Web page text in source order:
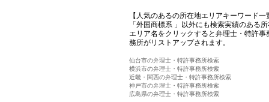
【人気のあるの所在地エリアキーワード一
「外国商標系 」以外にも検索実績のある
エリア名をクリックすると弁理士・特許
務所がリストアップされます。
仙台市の弁理士・特許事務所検索
横浜市の弁理士・特許事務所検索
近畿・関西の弁理士・特許事務所検索
神戸市の弁理士・特許事務所検索
広島県の弁理士・特許事務所検索